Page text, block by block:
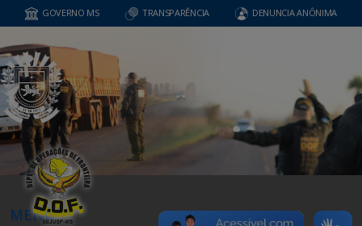
GOVERNO MS TRANSPARÊNCIA DENUNCIA ANÔNIMA
MENU